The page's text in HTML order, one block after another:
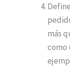
más
como